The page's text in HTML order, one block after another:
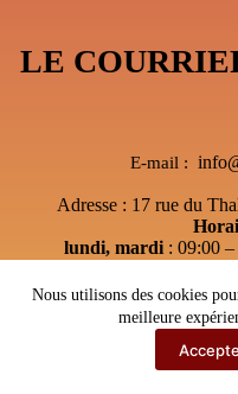
Nous utilisons des cookies
meilleure
LE
E-mail :
Adresse : 17 rue du
lundi, mardi: 09:00 –
jeudi: Après-midi
vendredi :sur
Copyright © 2026 -